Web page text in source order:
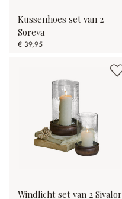
Kussenhoes set van 2
Soreva
€ 39,95
Windlicht set van 2 Sivalor